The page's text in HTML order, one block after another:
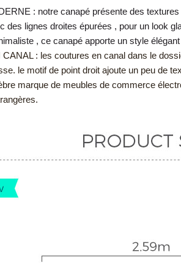
: notre canapé présente des
des lignes droites épurées , pour un look
, ce canapé apporte un style
: les coutures en canal dans le
le motif de point droit ajoute un peu de
marque de meubles de commerce